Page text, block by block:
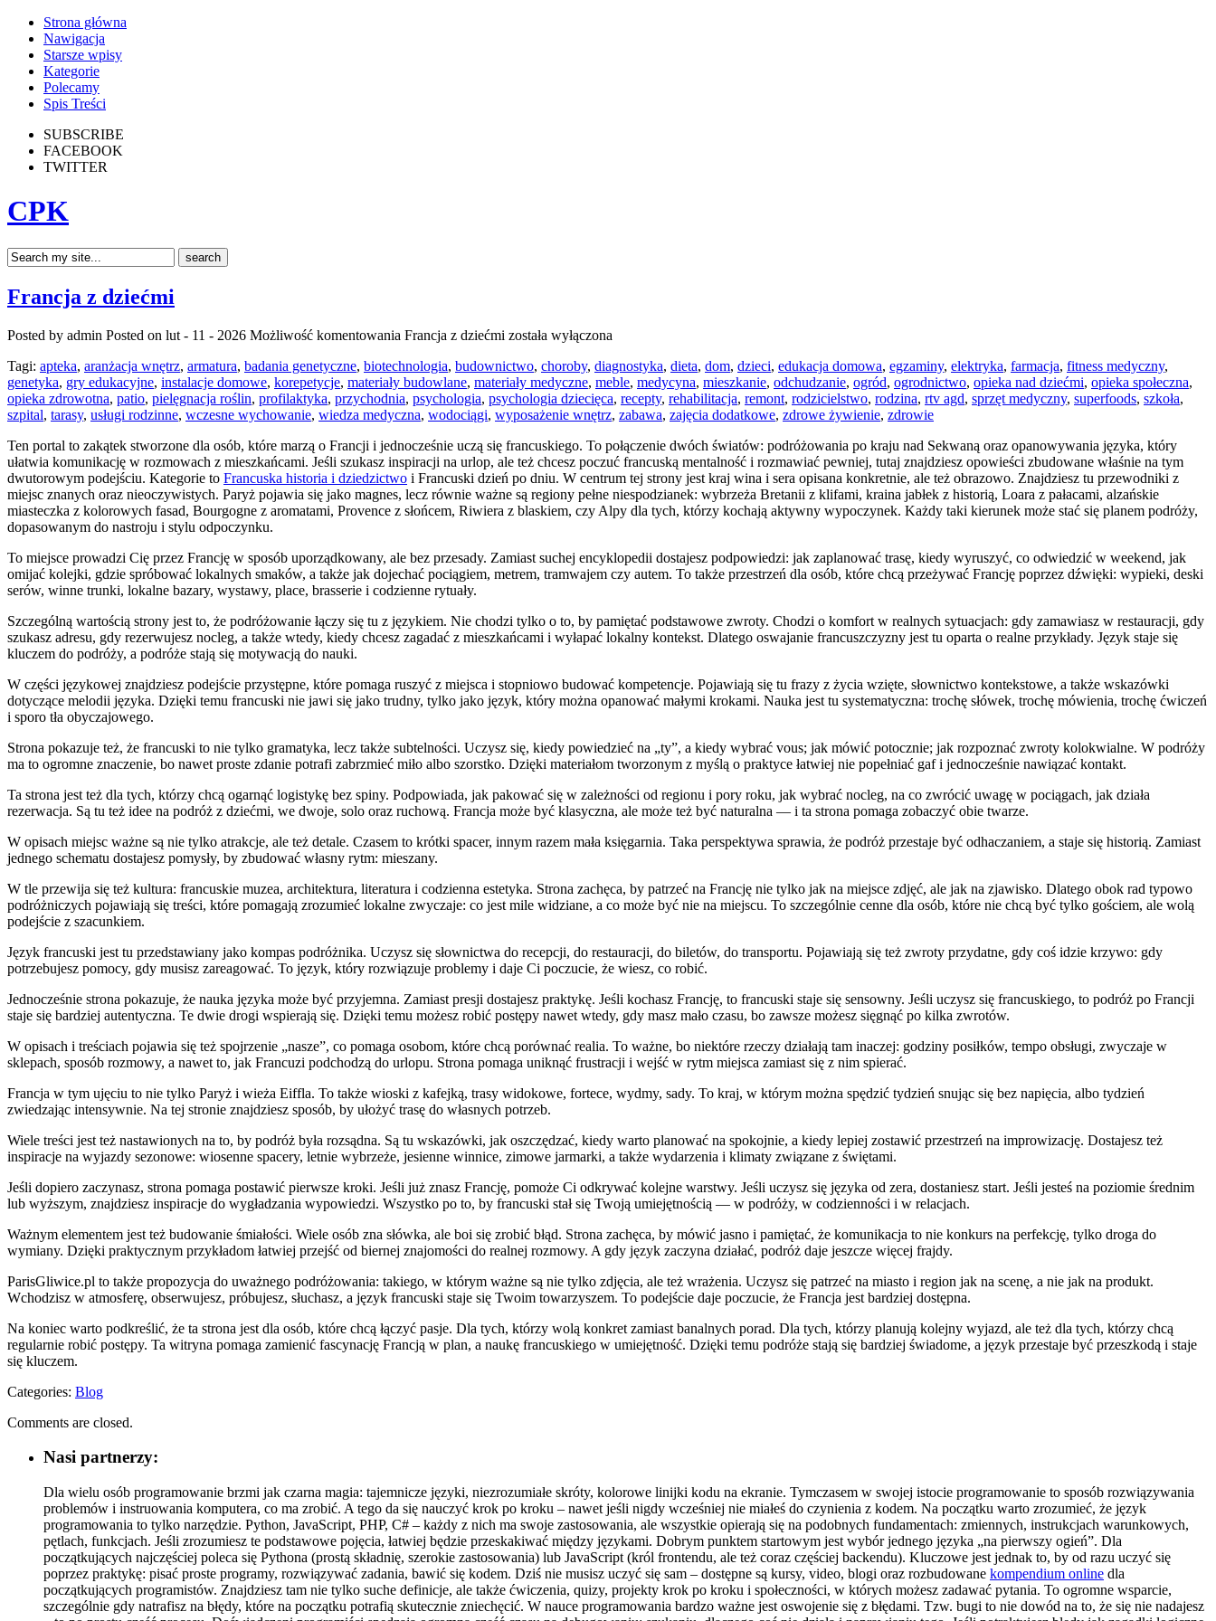
Strona główna
Nawigacja
Starsze wpisy
Kategorie
Polecamy
Spis Treści
SUBSCRIBE
FACEBOOK
TWITTER
CPK
Francja z dziećmi
Posted by admin Posted on lut - 11 - 2026 Możliwość komentowania Francja z dziećmi została wyłączona
Tagi: apteka, aranżacja wnętrz, armatura, badania genetyczne, biotechnologia, budownictwo, choroby, diagnostyka, dieta, dom, dzieci, edukacja domowa, egzaminy, elektryka, farmacja, fitness medyczny,
genetyka, gry edukacyjne, instalacje domowe, korepetycje, materiały budowlane, materiały medyczne, meble, medycyna, mieszkanie, odchudzanie, ogród, ogrodnictwo, opieka nad dziećmi, opieka społeczna,
opieka zdrowotna, patio, pielęgnacja roślin, profilaktyka, przychodnia, psychologia, psychologia dziecięca, recepty, rehabilitacja, remont, rodzicielstwo, rodzina, rtv agd, sprzęt medyczny, superfoods, szkoła,
szpital, tarasy, usługi rodzinne, wczesne wychowanie, wiedza medyczna, wodociągi, wyposażenie wnętrz, zabawa, zajęcia dodatkowe, zdrowe żywienie, zdrowie
Ten portal to zakątek stworzone dla osób, które marzą o Francji i jednocześnie uczą się francuskiego. To połączenie dwóch światów: podróżowania po kraju nad Sekwaną oraz opanowywania języka, który
ułatwia komunikację w rozmowach z mieszkańcami. Jeśli szukasz inspiracji na urlop, ale też chcesz poczuć francuską mentalność i rozmawiać pewniej, tutaj znajdziesz opowieści zbudowane właśnie na tym
dwutorowym podejściu. Kategorie to Francuska historia i dziedzictwo i Francuski dzień po dniu. W centrum tej strony jest kraj wina i sera opisana konkretnie, ale też obrazowo. Znajdziesz tu przewodniki z
miejsc znanych oraz nieoczywistych. Paryż pojawia się jako magnes, lecz równie ważne są regiony pełne niespodzianek: wybrzeża Bretanii z klifami, kraina jabłek z historią, Loara z pałacami, alzańskie
miasteczka z kolorowych fasad, Bourgogne z aromatami, Provence z słońcem, Riwiera z blaskiem, czy Alpy dla tych, którzy kochają aktywny wypoczynek. Każdy taki kierunek może stać się planem podróży,
dopasowanym do nastroju i stylu odpoczynku.
To miejsce prowadzi Cię przez Francję w sposób uporządkowany, ale bez przesady. Zamiast suchej encyklopedii dostajesz podpowiedzi: jak zaplanować trasę, kiedy wyruszyć, co odwiedzić w weekend, jak
omijać kolejki, gdzie spróbować lokalnych smaków, a także jak dojechać pociągiem, metrem, tramwajem czy autem. To także przestrzeń dla osób, które chcą przeżywać Francję poprzez dźwięki: wypieki, deski
serów, winne trunki, lokalne bazary, wystawy, place, brasserie i codzienne rytuały.
Szczególną wartością strony jest to, że podróżowanie łączy się tu z językiem. Nie chodzi tylko o to, by pamiętać podstawowe zwroty. Chodzi o komfort w realnych sytuacjach: gdy zamawiasz w restauracji, gdy
szukasz adresu, gdy rezerwujesz nocleg, a także wtedy, kiedy chcesz zagadać z mieszkańcami i wyłapać lokalny kontekst. Dlatego oswajanie francuszczyzny jest tu oparta o realne przykłady. Język staje się
kluczem do podróży, a podróże stają się motywacją do nauki.
W części językowej znajdziesz podejście przystępne, które pomaga ruszyć z miejsca i stopniowo budować kompetencje. Pojawiają się tu frazy z życia wzięte, słownictwo kontekstowe, a także wskazówki
dotyczące melodii języka. Dzięki temu francuski nie jawi się jako trudny, tylko jako język, który można opanować małymi krokami. Nauka jest tu systematyczna: trochę słówek, trochę mówienia, trochę ćwiczeń
i sporo tła obyczajowego.
Strona pokazuje też, że francuski to nie tylko gramatyka, lecz także subtelności. Uczysz się, kiedy powiedzieć na „ty”, a kiedy wybrać vous; jak mówić potocznie; jak rozpoznać zwroty kolokwialne. W podróży
ma to ogromne znaczenie, bo nawet proste zdanie potrafi zabrzmieć miło albo szorstko. Dzięki materiałom tworzonym z myślą o praktyce łatwiej nie popełniać gaf i jednocześnie nawiązać kontakt.
Ta strona jest też dla tych, którzy chcą ogarnąć logistykę bez spiny. Podpowiada, jak pakować się w zależności od regionu i pory roku, jak wybrać nocleg, na co zwrócić uwagę w pociągach, jak działa
rezerwacja. Są tu też idee na podróż z dziećmi, we dwoje, solo oraz ruchową. Francja może być klasyczna, ale może też być naturalna — i ta strona pomaga zobaczyć obie twarze.
W opisach miejsc ważne są nie tylko atrakcje, ale też detale. Czasem to krótki spacer, innym razem mała księgarnia. Taka perspektywa sprawia, że podróż przestaje być odhaczaniem, a staje się historią. Zamiast
jednego schematu dostajesz pomysły, by zbudować własny rytm: mieszany.
W tle przewija się też kultura: francuskie muzea, architektura, literatura i codzienna estetyka. Strona zachęca, by patrzeć na Francję nie tylko jak na miejsce zdjęć, ale jak na zjawisko. Dlatego obok rad typowo
podróżniczych pojawiają się treści, które pomagają zrozumieć lokalne zwyczaje: co jest mile widziane, a co może być nie na miejscu. To szczególnie cenne dla osób, które nie chcą być tylko gościem, ale wolą
podejście z szacunkiem.
Język francuski jest tu przedstawiany jako kompas podróżnika. Uczysz się słownictwa do recepcji, do restauracji, do biletów, do transportu. Pojawiają się też zwroty przydatne, gdy coś idzie krzywo: gdy
potrzebujesz pomocy, gdy musisz zareagować. To język, który rozwiązuje problemy i daje Ci poczucie, że wiesz, co robić.
Jednocześnie strona pokazuje, że nauka języka może być przyjemna. Zamiast presji dostajesz praktykę. Jeśli kochasz Francję, to francuski staje się sensowny. Jeśli uczysz się francuskiego, to podróż po Francji
staje się bardziej autentyczna. Te dwie drogi wspierają się. Dzięki temu możesz robić postępy nawet wtedy, gdy masz mało czasu, bo zawsze możesz sięgnąć po kilka zwrotów.
W opisach i treściach pojawia się też spojrzenie „nasze”, co pomaga osobom, które chcą porównać realia. To ważne, bo niektóre rzeczy działają tam inaczej: godziny posiłków, tempo obsługi, zwyczaje w
sklepach, sposób rozmowy, a nawet to, jak Francuzi podchodzą do urlopu. Strona pomaga uniknąć frustracji i wejść w rytm miejsca zamiast się z nim spierać.
Francja w tym ujęciu to nie tylko Paryż i wieża Eiffla. To także wioski z kafejką, trasy widokowe, fortece, wydmy, sady. To kraj, w którym można spędzić tydzień snując się bez napięcia, albo tydzień
zwiedzając intensywnie. Na tej stronie znajdziesz sposób, by ułożyć trasę do własnych potrzeb.
Wiele treści jest też nastawionych na to, by podróż była rozsądna. Są tu wskazówki, jak oszczędzać, kiedy warto planować na spokojnie, a kiedy lepiej zostawić przestrzeń na improwizację. Dostajesz też
inspiracje na wyjazdy sezonowe: wiosenne spacery, letnie wybrzeże, jesienne winnice, zimowe jarmarki, a także wydarzenia i klimaty związane z świętami.
Jeśli dopiero zaczynasz, strona pomaga postawić pierwsze kroki. Jeśli już znasz Francję, pomoże Ci odkrywać kolejne warstwy. Jeśli uczysz się języka od zera, dostaniesz start. Jeśli jesteś na poziomie średnim
lub wyższym, znajdziesz inspiracje do wygładzania wypowiedzi. Wszystko po to, by francuski stał się Twoją umiejętnością — w podróży, w codzienności i w relacjach.
Ważnym elementem jest też budowanie śmiałości. Wiele osób zna słówka, ale boi się zrobić błąd. Strona zachęca, by mówić jasno i pamiętać, że komunikacja to nie konkurs na perfekcję, tylko droga do
wymiany. Dzięki praktycznym przykładom łatwiej przejść od biernej znajomości do realnej rozmowy. A gdy język zaczyna działać, podróż daje jeszcze więcej frajdy.
ParisGliwice.pl to także propozycja do uważnego podróżowania: takiego, w którym ważne są nie tylko zdjęcia, ale też wrażenia. Uczysz się patrzeć na miasto i region jak na scenę, a nie jak na produkt.
Wchodzisz w atmosferę, obserwujesz, próbujesz, słuchasz, a język francuski staje się Twoim towarzyszem. To podejście daje poczucie, że Francja jest bardziej dostępna.
Na koniec warto podkreślić, że ta strona jest dla osób, które chcą łączyć pasje. Dla tych, którzy wolą konkret zamiast banalnych porad. Dla tych, którzy planują kolejny wyjazd, ale też dla tych, którzy chcą
regularnie robić postępy. Ta witryna pomaga zamienić fascynację Francją w plan, a naukę francuskiego w umiejętność. Dzięki temu podróże stają się bardziej świadome, a język przestaje być przeszkodą i staje
się kluczem.
Categories: Blog
Comments are closed.
Nasi partnerzy:
Dla wielu osób programowanie brzmi jak czarna magia: tajemnicze języki, niezrozumiałe skróty, kolorowe linijki kodu na ekranie. Tymczasem w swojej istocie programowanie to sposób rozwiązywania
problemów i instruowania komputera, co ma zrobić. A tego da się nauczyć krok po kroku – nawet jeśli nigdy wcześniej nie miałeś do czynienia z kodem. Na początku warto zrozumieć, że język
programowania to tylko narzędzie. Python, JavaScript, PHP, C# – każdy z nich ma swoje zastosowania, ale wszystkie opierają się na podobnych fundamentach: zmiennych, instrukcjach warunkowych,
pętlach, funkcjach. Jeśli zrozumiesz te podstawowe pojęcia, łatwiej będzie przeskakiwać między językami. Dobrym punktem startowym jest wybór jednego języka „na pierwszy ogień”. Dla
początkujących najczęściej poleca się Pythona (prostą składnię, szerokie zastosowania) lub JavaScript (król frontendu, ale też coraz częściej backendu). Kluczowe jest jednak to, by od razu uczyć się
poprzez praktykę: pisać proste programy, rozwiązywać zadania, bawić się kodem. Dziś nie musisz uczyć się sam – dostępne są kursy, video, blogi oraz rozbudowane kompendium online dla
początkujących programistów. Znajdziesz tam nie tylko suche definicje, ale także ćwiczenia, quizy, projekty krok po kroku i społeczności, w których możesz zadawać pytania. To ogromne wsparcie,
szczególnie gdy natrafisz na błędy, które na początku potrafią skutecznie zniechęcić. W nauce programowania bardzo ważne jest oswojenie się z błędami. Tzw. bugi to nie dowód na to, że się nie nadajesz